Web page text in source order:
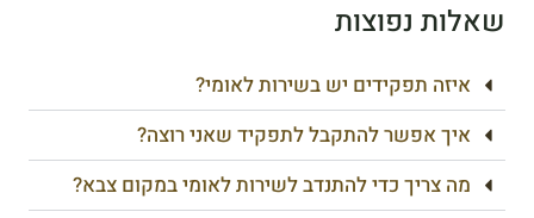
שאלות נפוצות
איזה תפקידים יש בשירות לאומי?
איך אפשר להתקבל לתפקיד שאני רוצה?
מה צריך כדי להתנדב לשירות לאומי במקום צבא?